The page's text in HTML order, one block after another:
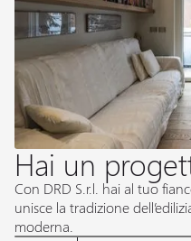
Hai un
Con DRD S.r.l. hai al tuo
unisce la tradizione
moderna.